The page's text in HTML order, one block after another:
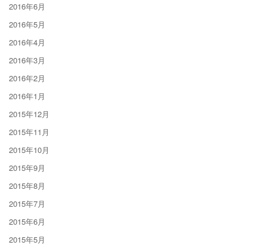
2016年6月
2016年5月
2016年4月
2016年3月
2016年2月
2016年1月
2015年12月
2015年11月
2015年10月
2015年9月
2015年8月
2015年7月
2015年6月
2015年5月